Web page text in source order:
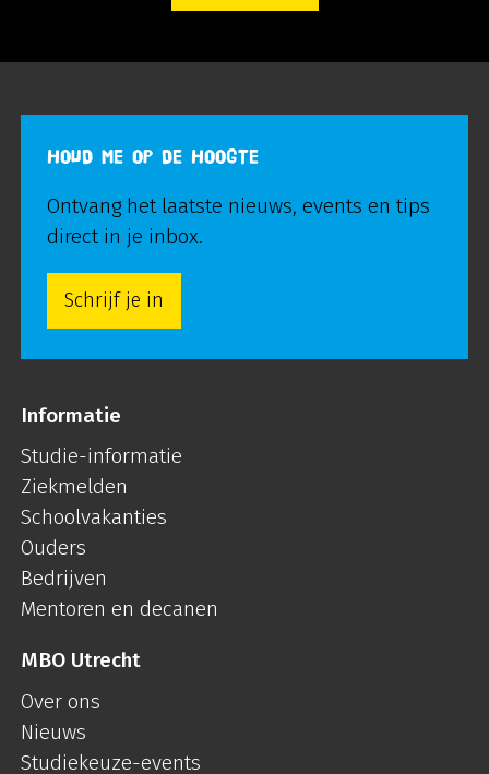
HOUD ME OP DE HOOGTE
Ontvang het laatste nieuws, events en tips
direct in je inbox.
Schrijf je in
Informatie
Studie-informatie
Ziekmelden
Schoolvakanties
Ouders
Bedrijven
Mentoren en decanen
MBO Utrecht
Over ons
Nieuws
Studiekeuze-events